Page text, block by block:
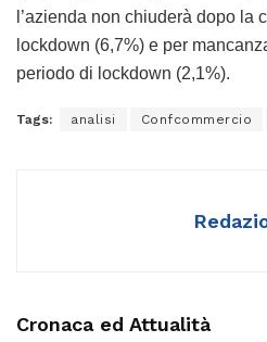
l’azienda non chiuderà dopo la
lockdown (6,7%) e per
periodo di lockdown (2,1%).
Tags: analisi Confcommercio
Cronaca ed Attualità